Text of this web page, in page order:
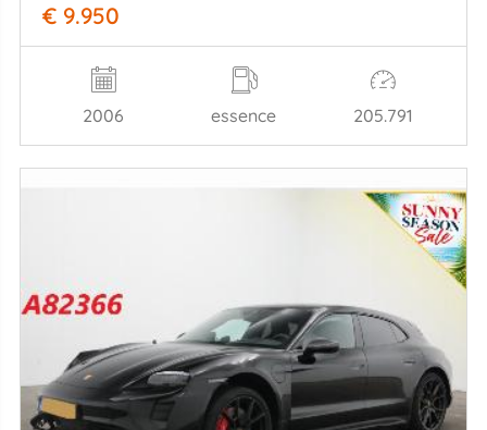
€ 9.950
2006 essence 205.791